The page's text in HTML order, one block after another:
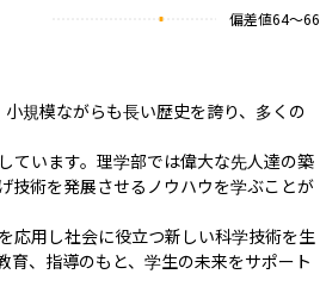
偏差値64〜66
規模ながらも長い歴史を誇り、多くの
ています。理学部では偉大な先人達の築
技術を発展させるノウハウを学ぶことが
応用し社会に役立つ新しい科学技術を生
、指導のもと、学生の未来をサポート